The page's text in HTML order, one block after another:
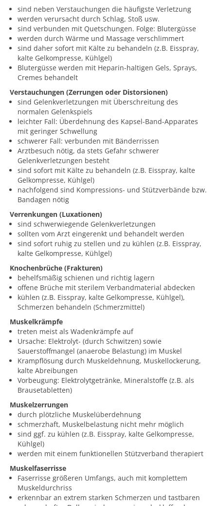
sind neben Verstauchungen die häufigste Verletzung
werden verursacht durch Schlag, Stoß usw.
sind verbunden mit Quetschungen. Folge: Blutergüsse
werden durch Wärme und Massage verschlimmert
sind daher sofort mit Kälte zu behandeln (z.B. Eisspray,
kalte Gelkompresse, Kühlgel)
Blutergüsse werden mit Heparin-haltigen Gels, Sprays,
Cremes behandelt
Verstauchungen (Zerrungen oder Distorsionen)
sind Gelenkverletzungen mit Überschreitung des
normalen Gelenkspiels
leichter Fall: Überdehnung des Kapsel-Band-Apparates
mit geringer Schwellung
schwerer Fall: verbunden mit Bänderrissen
Arztbesuch nötig, da stets Gefahr schwerer
Gelenkverletzungen besteht
sind sofort mit Kälte zu behandeln (z.B. Eisspray, kalte
Gelkompresse, Kühlgel)
nachfolgend sind Kompressions- und Stützverbände bzw.
Bandagen nötig
Verrenkungen (Luxationen)
sind schwerwiegende Gelenkverletzungen
sollten vom Arzt eingerenkt und behandelt werden
sind sofort ruhig zu stellen und zu kühlen (z.B. Eisspray,
kalte Gelkompresse, Kühlgel)
Knochenbrüche (Frakturen)
behelfsmäßig schienen und richtig lagern
offene Brüche mit sterilem Verbandmaterial abdecken
kühlen (z.B. Eisspray, kalte Gelkompresse, Kühlgel),
Schmerzen behandeln (Schmerzmittel)
Muskelkrämpfe
treten meist als Wadenkrämpfe auf
Ursache: Elektrolyt- (durch Schwitzen) sowie
Sauerstoffmangel (anaerobe Belastung) im Muskel
Krampflösung durch Muskeldehnung, Muskellockerung,
kalte Abreibungen
Vorbeugung: Elektrolytgetränke, Mineralstoffe (z.B. als
Brausetabletten)
Muskelzerrungen
durch plötzliche Muskelüberdehnung
schmerzhaft, Muskelbelastung nicht mehr möglich
sind ggf. zu kühlen (z.B. Eisspray, kalte Gelkompresse,
Kühlgel)
werden mit einem funktionellen Stützverband therapiert
Muskelfaserrisse
Faserrisse größeren Umfangs, auch mit komplettem
Muskeldurchriss
erkennbar an extrem starken Schmerzen und tastbaren